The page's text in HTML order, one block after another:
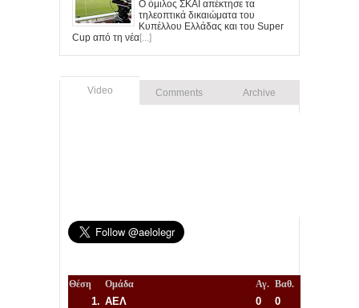
Ο όμιλος ΣΚΑΪ απέκτησε τα
τηλεοπτικά δικαιώματα του
Κυπέλλου Ελλάδας και του Super
Cup από τη νέα[...]
Video Comments Archive
Θέση Ομάδα Αγ. Βαθ.
1. ΑΕΛ 0
0